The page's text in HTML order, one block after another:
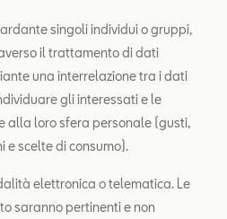
singoli individui o gruppi,
il trattamento di dati
una interrelazione tra i dati
gli interessati e le
alla loro sfera personale (gusti,
e scelte di consumo).
elettronica o telematica. Le
saranno pertinenti e non